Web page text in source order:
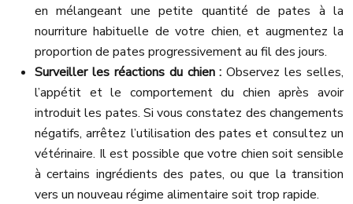
en mélangeant une petite quantité de pates à la
nourriture habituelle de votre chien, et augmentez la
proportion de pates progressivement au fil des jours.
Surveiller les réactions du chien :Observez les selles,
l’appétit et le comportement du chien après avoir
introduit les pates. Si vous constatez des changements
négatifs, arrêtez l’utilisation des pates et consultez un
vétérinaire. Il est possible que votre chien soit sensible
à certains ingrédients des pates, ou que la transition
vers un nouveau régime alimentaire soit trop rapide.